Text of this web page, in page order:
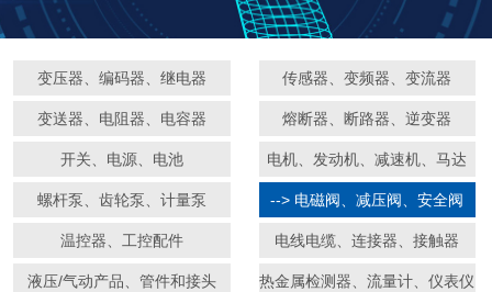
变压器、编码器、继电器 传感器、变频器、变流器
变送器、电阻器、电容器 熔断器、断路器、逆变器
开关、电源、电池 电机、发动机、减速机、马达
螺杆泵、齿轮泵、计量泵 --> 电磁阀、减压阀、安全阀
温控器、工控配件 电线电缆、连接器、接触器
液压/气动产品、管件和接头
热金属检测器、流量计、仪表仪